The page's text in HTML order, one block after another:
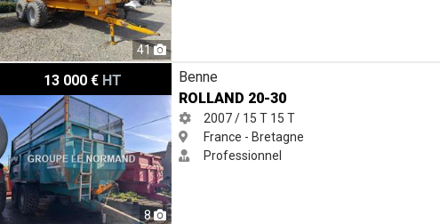
41
13 000 € HT
8
Rolland 20-30
Benne
ROLLAND 20-30
2007 / 15 T 15 T
France - Bretagne
Professionnel